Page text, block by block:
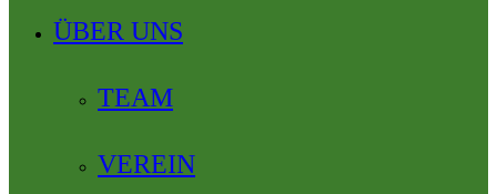
ÜBER UNS
TEAM
VEREIN